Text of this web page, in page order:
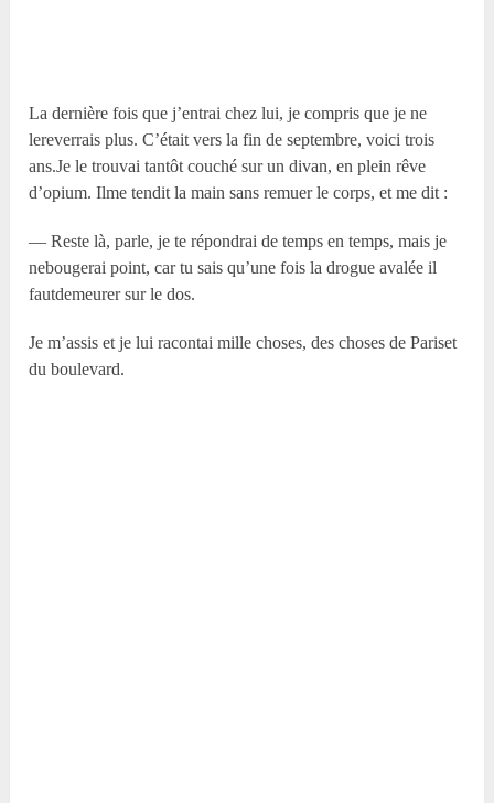
La dernière fois que j’entrai chez lui, je compris que je ne
lereverrais plus. C’était vers la fin de septembre, voici trois
ans.Je le trouvai tantôt couché sur un divan, en plein rêve
d’opium. Ilme tendit la main sans remuer le corps, et me dit :
— Reste là, parle, je te répondrai de temps en temps, mais je
nebougerai point, car tu sais qu’une fois la drogue avalée il
fautdemeurer sur le dos.
Je m’assis et je lui racontai mille choses, des choses de Pariset
du boulevard.